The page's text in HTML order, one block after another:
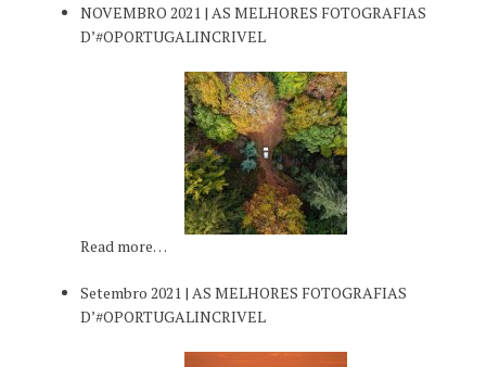
NOVEMBRO 2021 | AS MELHORES FOTOGRAFIAS
D’#OPORTUGALINCRIVEL
Read more…
Setembro 2021 | AS MELHORES FOTOGRAFIAS
D’#OPORTUGALINCRIVEL